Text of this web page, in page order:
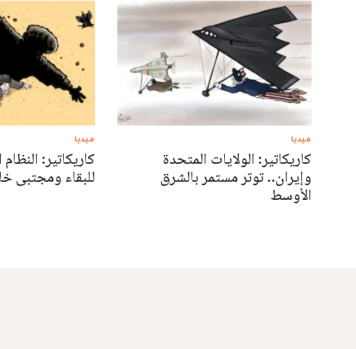
ميديا
كاريكاتير: الولايات المتحدة
وإيران.. توتر مستمر بالشرق
الأوسط
ميديا
كاريكاتير:
للبقاء ومجتبى